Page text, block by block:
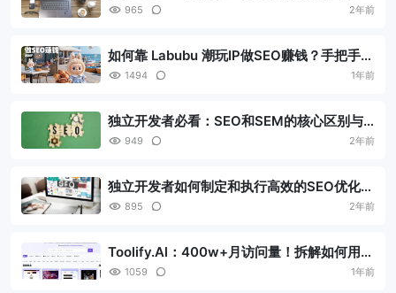
965 2年前
如何靠 Labubu 潮玩IP做SEO赚钱？手把手教
你获取垂直领域的精准流量
1494 1年前
独立开发者必看：SEO和SEM的核心区别与
联系解析
949 2年前
独立开发者如何制定和执行高效的SEO优化策
略？895 2年前
Toolify.Al：400w+月访问量！拆解如何用程
序化 SEO 驱动爆炸式流量增长
1059 1年前